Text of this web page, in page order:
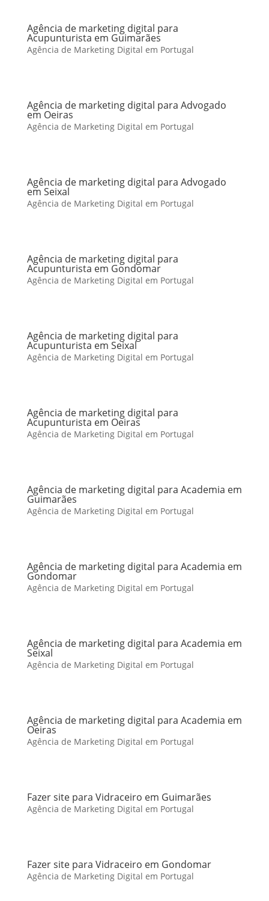
Agência de marketing digital para
Acupunturista em Guimarães
Agência de Marketing Digital em Portugal
Agência de marketing digital para Advogado
em Oeiras
Agência de Marketing Digital em Portugal
Agência de marketing digital para Advogado
em Seixal
Agência de Marketing Digital em Portugal
Agência de marketing digital para
Acupunturista em Gondomar
Agência de Marketing Digital em Portugal
Agência de marketing digital para
Acupunturista em Seixal
Agência de Marketing Digital em Portugal
Agência de marketing digital para
Acupunturista em Oeiras
Agência de Marketing Digital em Portugal
Agência de marketing digital para Academia em
Guimarães
Agência de Marketing Digital em Portugal
Agência de marketing digital para Academia em
Gondomar
Agência de Marketing Digital em Portugal
Agência de marketing digital para Academia em
Seixal
Agência de Marketing Digital em Portugal
Agência de marketing digital para Academia em
Oeiras
Agência de Marketing Digital em Portugal
Fazer site para Vidraceiro em Guimarães
Agência de Marketing Digital em Portugal
Fazer site para Vidraceiro em Gondomar
Agência de Marketing Digital em Portugal